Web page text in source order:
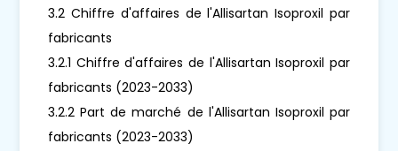
3.2 Chiffre d'affaires de l'Allisartan Isoproxil par
fabricants
3.2.1 Chiffre d'affaires de l'Allisartan Isoproxil par
fabricants (2023-2033)
3.2.2 Part de marché de l'Allisartan Isoproxil par
fabricants (2023-2033)